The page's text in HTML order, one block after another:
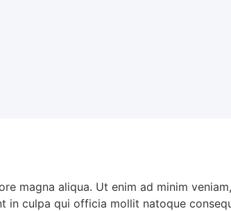
magna aliqua. Ut enim ad minim
in culpa qui officia mollit natoque